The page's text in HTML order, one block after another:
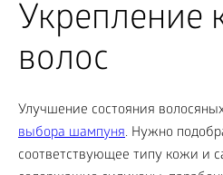
Укрепление
волос
Улучшение состояния
выбора шампуня. Нужно
соответствующее типу кожи и